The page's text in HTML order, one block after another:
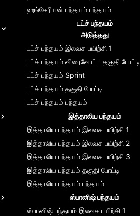
ஹங்கேரியன் பந்தயம் பந்தயம்
டட்ச் பந்தயம்
அடுத்தது
டட்ச் பந்தயம் இலவச பயிற்சி 1
டட்ச் பந்தயம் விரைவோட்ட தகுதி போட்டி
டட்ச் பந்தயம் Sprint
டட்ச் பந்தயம் தகுதி போட்டி
டட்ச் பந்தயம் பந்தயம்
இத்தாலிய பந்தயம்
இத்தாலிய பந்தயம் இலவச பயிற்சி 1
இத்தாலிய பந்தயம் இலவச பயிற்சி 2
இத்தாலிய பந்தயம் இலவச பயிற்சி 3
இத்தாலிய பந்தயம் தகுதி போட்டி
இத்தாலிய பந்தயம் பந்தயம்
ஸ்பானிஷ் பந்தயம்
ஸ்பானிஷ் பந்தயம் இலவச பயிற்சி 1